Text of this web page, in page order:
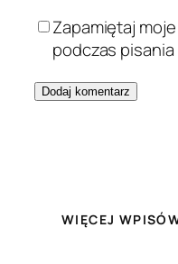
Zapamiętaj
podczas
WIĘCEJ